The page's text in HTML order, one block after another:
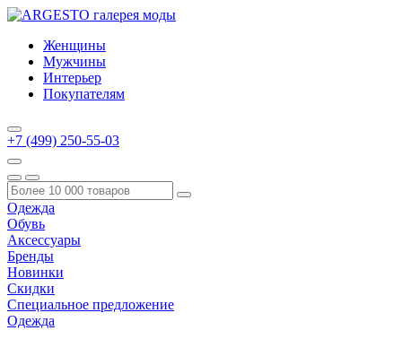
Женщины
Мужчины
Интерьер
Покупателям
+7 (499) 250-55-03
Одежда
Обувь
Аксессуары
Бренды
Новинки
Скидки
Специальное предложение
Одежда